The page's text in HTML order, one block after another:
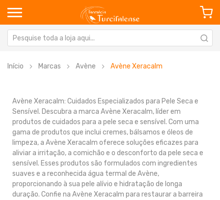
Início Marcas Avène Avène Xeracalm
Avène Xeracalm: Cuidados Especializados para Pele Seca e
Sensível. Descubra a marca Avène Xeracalm, líder em
produtos de cuidados para a pele seca e sensível. Com uma
gama de produtos que inclui cremes, bálsamos e óleos de
limpeza, a Avène Xeracalm oferece soluções eficazes para
aliviar a irritação, a comichão e o desconforto da pele seca e
sensível. Esses produtos são formulados com ingredientes
suaves e a reconhecida água termal de Avène,
proporcionando à sua pele alívio e hidratação de longa
duração. Confie na Avène Xeracalm para restaurar a barreira